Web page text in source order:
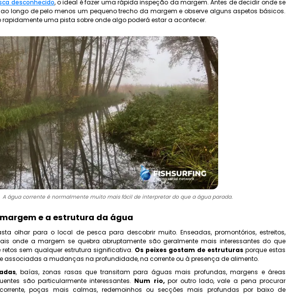
desconhecido, o ideal é fazer uma rápida inspeção da margem. Antes de decidir onde se
longo de pelo menos um pequeno trecho da margem e observe alguns aspetos básicos.
uma pista sobre onde algo poderá estar a acontecer.
A água corrente é normalmente muito mais fácil de interpretar do que a água parada.
e a estrutura da água
olhar para o local de pesca para descobrir muito. Enseadas, promontórios, estreitos,
onde a margem se quebra abruptamente são geralmente mais interessantes do que
retos sem qualquer estrutura significativa. Os peixes gostam de estruturas porque estas
associadas a mudanças na profundidade, na corrente ou à presença de alimento.
, baías, zonas rasas que transitam para águas mais profundas, margens e áreas
são particularmente interessantes. Num rio,por outro lado, vale a pena procurar
poças mais calmas, redemoinhos ou secções mais profundas por baixo de